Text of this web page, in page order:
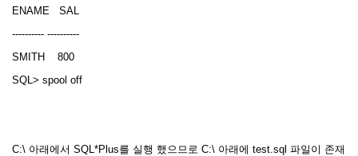
ENAME SAL
---------- ----------
SMITH 800
SQL> spool off
C:\ 아래에서 SQL*Plus를 실행 했으므로 C:\ 아래에 test.sql 파일이 존재